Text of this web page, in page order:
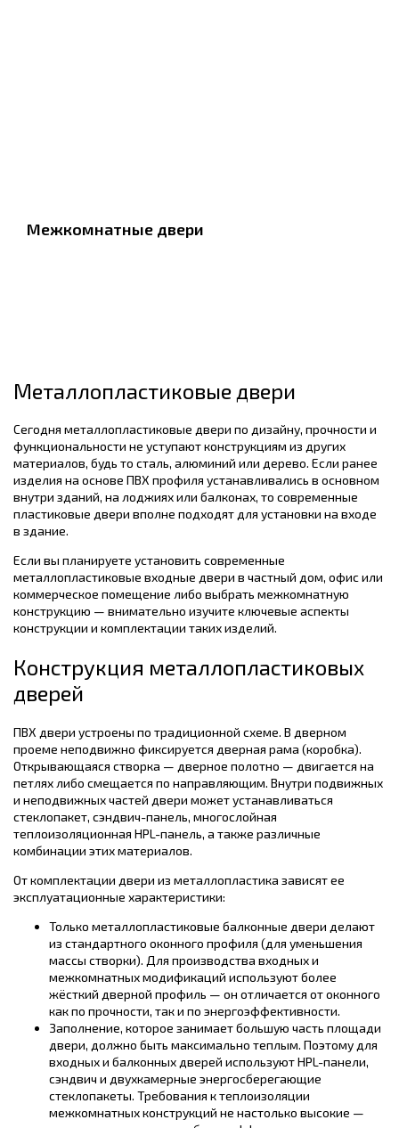
Межкомнатные двери
Металлопластиковые двери
Сегодня металлопластиковые двери по дизайну, прочности и
функциональности не уступают конструкциям из других
материалов, будь то сталь, алюминий или дерево. Если ранее
изделия на основе ПВХ профиля устанавливались в основном
внутри зданий, на лоджиях или балконах, то современные
пластиковые двери вполне подходят для установки на входе
в здание.
Если вы планируете установить современные
металлопластиковые входные двери в частный дом, офис или
коммерческое помещение либо выбрать межкомнатную
конструкцию — внимательно изучите ключевые аспекты
конструкции и комплектации таких изделий.
Конструкция металлопластиковых
дверей
ПВХ двери устроены по традиционной схеме. В дверном
проеме неподвижно фиксируется дверная рама (коробка).
Открывающаяся створка — дверное полотно — двигается на
петлях либо смещается по направляющим. Внутри подвижных
и неподвижных частей двери может устанавливаться
стеклопакет, сэндвич-панель, многослойная
теплоизоляционная HPL-панель, а также различные
комбинации этих материалов.
От комплектации двери из металлопластика зависят ее
эксплуатационные характеристики:
Только металлопластиковые балконные двери делают
из стандартного оконного профиля (для уменьшения
массы створки). Для производства входных и
межкомнатных модификаций используют более
жёсткий дверной профиль — он отличается от оконного
как по прочности, так и по энергоэффективности.
Заполнение, которое занимает большую часть площади
двери, должно быть максимально теплым. Поэтому для
входных и балконных дверей используют HPL-панели,
сэндвич и двухкамерные энергосберегающие
стеклопакеты. Требования к теплоизоляции
межкомнатных конструкций не настолько высокие —